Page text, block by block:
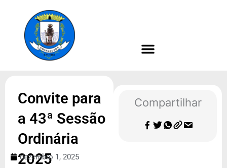
conteúdo
Convite para
a 43ª Sessão
Ordinária
2025
dezembro 1, 2025
Compartilhar